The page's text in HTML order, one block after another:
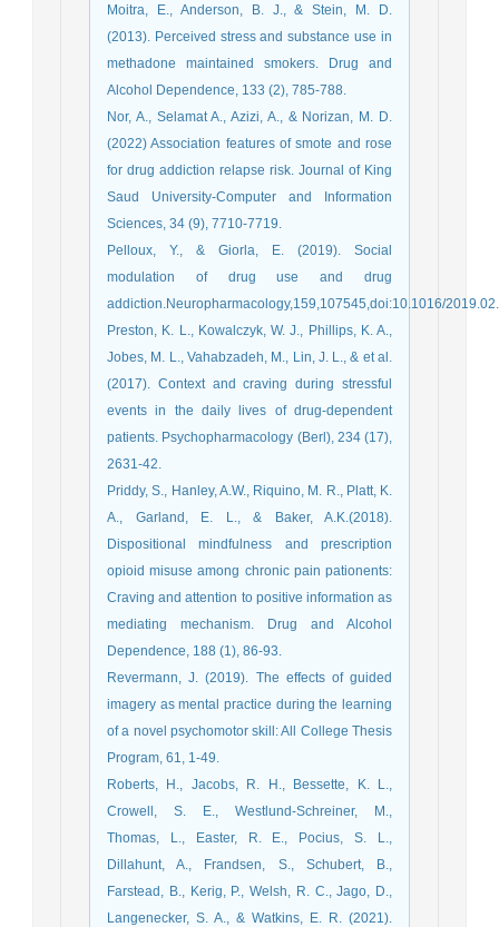
Moitra, E., Anderson, B. J., & Stein, M. D.
(2013). Perceived stress and substance use in
methadone maintained smokers. Drug and
Alcohol Dependence, 133 (2), 785-788.
Nor, A., Selamat A., Azizi, A., & Norizan, M. D.
(2022) Association features of smote and rose
for drug addiction relapse risk. Journal of King
Saud University-Computer and Information
Sciences, 34 (9), 7710-7719.
Pelloux, Y., & Giorla, E. (2019). Social
modulation of drug use and drug
addiction.Neuropharmacology,159,107545,doi:10.1016/
Preston, K. L., Kowalczyk, W. J., Phillips, K. A.,
Jobes, M. L., Vahabzadeh, M., Lin, J. L., & et al.
(2017). Context and craving during stressful
events in the daily lives of drug-dependent
patients. Psychopharmacology (Berl), 234 (17),
2631-42.
Priddy, S., Hanley, A.W., Riquino, M. R., Platt, K.
A., Garland, E. L., & Baker, A.K.(2018).
Dispositional mindfulness and prescription
opioid misuse among chronic pain pationents:
Craving and attention to positive information as
mediating mechanism. Drug and Alcohol
Dependence, 188 (1), 86-93.
Revermann, J. (2019). The effects of guided
imagery as mental practice during the learning
of a novel psychomotor skill: All College Thesis
Program, 61, 1-49.
Roberts, H., Jacobs, R. H., Bessette, K. L.,
Crowell, S. E., Westlund-Schreiner, M.,
Thomas, L., Easter, R. E., Pocius, S. L.,
Dillahunt, A., Frandsen, S., Schubert, B.,
Farstead, B., Kerig, P., Welsh, R. C., Jago, D.,
Langenecker, S. A., & Watkins, E. R. (2021).